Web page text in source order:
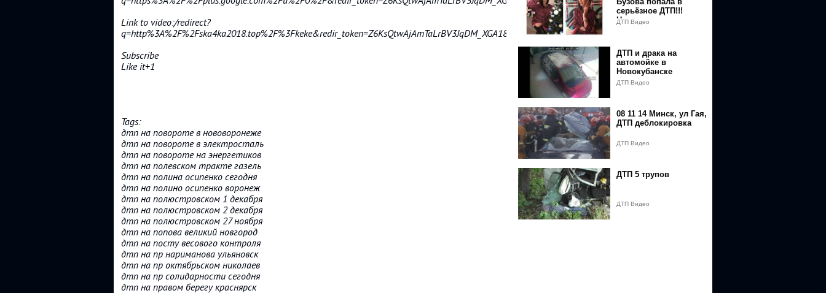
Link to video:/redirect?
q=http%3A%2F%2Fska4ka2018.top%2F%3Fkeke&redir_token=Z6KsQtwAjAmTaLrBV3JqDM_XGA18MTU1MjM0MTczMkAxNTUyMjU1MzMy&v=qquflfbT_nU&event=video_description
Subscribe
Like it+1
Tags:
дтп на повороте в нововоронеже
дтп на повороте в электросталь
дтп на повороте на энергетиков
дтп на полевском тракте газель
дтп на полина осипенко сегодня
дтп на полино осипенко воронеж
дтп на полюстровском 1 декабря
дтп на полюстровском 2 декабря
дтп на полюстровском 27 ноября
дтп на попова великий новгород
дтп на посту весового контроля
дтп на пр нариманова ульяновск
дтп на пр октябрьском николаев
дтп на пр солидарности сегодня
дтп на правом берегу краснярск
серьёзное ДТП!!!
Новости и слухи дома
ДТП Видео
ДТП и драка на
автомойке в
Новокубанске
ДТП Видео
08 11 14 Минск, ул Гая,
ДТП деблокировка
ДТП Видео
ДТП 5 трупов
ДТП Видео